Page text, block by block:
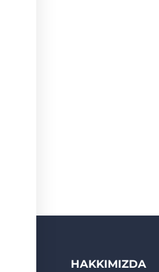
HAKKIMIZDA